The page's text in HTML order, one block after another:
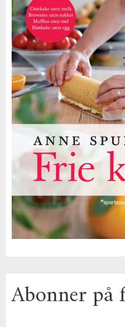
Abonner på